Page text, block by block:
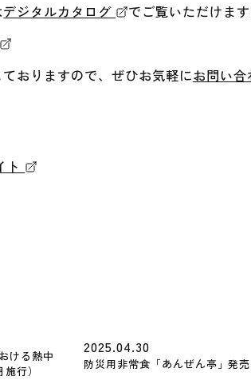
デジタルカタログ
でご覧いただけます
おりますので、ぜひお気軽にお問い合
ト
ける熱中
行）
2025.04.30
防災用非常食「あんぜん亭」発